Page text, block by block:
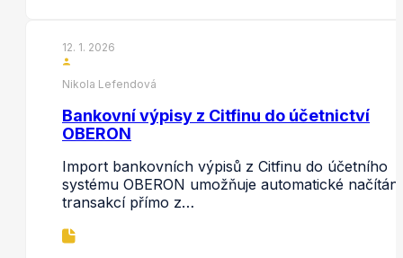
12. 1. 2026
Nikola Lefendová
Bankovní výpisy z Citfinu do účetnictví
OBERON
Import bankovních výpisů z Citfinu do účetního
systému OBERON umožňuje automatické načítání
transakcí přímo z…